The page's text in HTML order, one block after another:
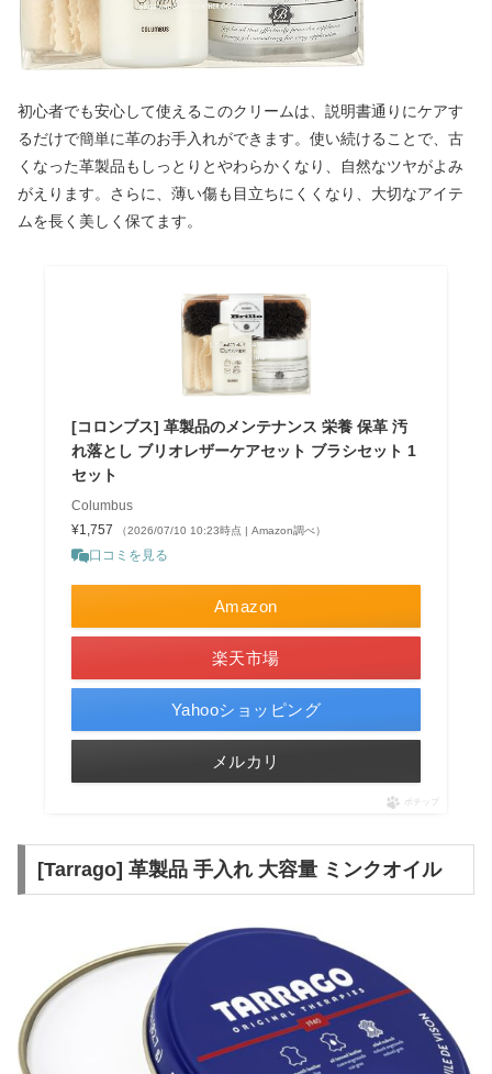
初心者でも安心して使えるこのクリームは、説明書通りにケアす
るだけで簡単に革のお手入れができます。使い続けることで、古
くなった革製品もしっとりとやわらかくなり、自然なツヤがよみ
がえります。さらに、薄い傷も目立ちにくくなり、大切なアイテ
ムを長く美しく保てます。
[コロンブス] 革製品のメンテナンス 栄養 保革 汚
れ落とし ブリオレザーケアセット ブラシセット 1
セット
Columbus
¥1,757
（2026/07/10 10:23時点 | Amazon調べ）
口コミを見る
Amazon
楽天市場
Yahooショッピング
メルカリ
ポチップ
[Tarrago] 革製品 手入れ 大容量 ミンクオイル